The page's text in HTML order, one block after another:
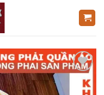
Add to
wishlist